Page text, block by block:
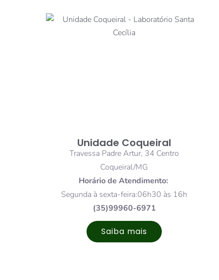
Unidade Coqueiral
Travessa Padre Artur, 34 Centro
Coqueiral/MG
Horário de Atendimento:
Segunda à sexta-feira:06h30 às 16h
(35)99960-6971
Saiba mais